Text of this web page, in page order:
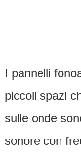
I pannelli
piccoli spazi
sulle onde
sonore con